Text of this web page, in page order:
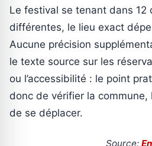
Le festival se tenant dans 12
différentes, le lieu exact
Aucune précision
le texte source sur les
ou l’accessibilité : le point
donc de vérifier la
de se déplacer.
Source: